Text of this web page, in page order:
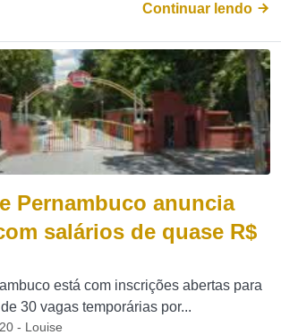
Continuar lendo
Pernambuco anuncia
salários de quase R$
está com inscrições abertas para
30 vagas temporárias por...
- Louise